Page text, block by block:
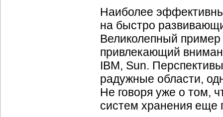
Наиболее
на быстро
Великолепный
привлекающий
IBM, Sun.
радужные области,
Не говоря уже о том,
систем хранения еще